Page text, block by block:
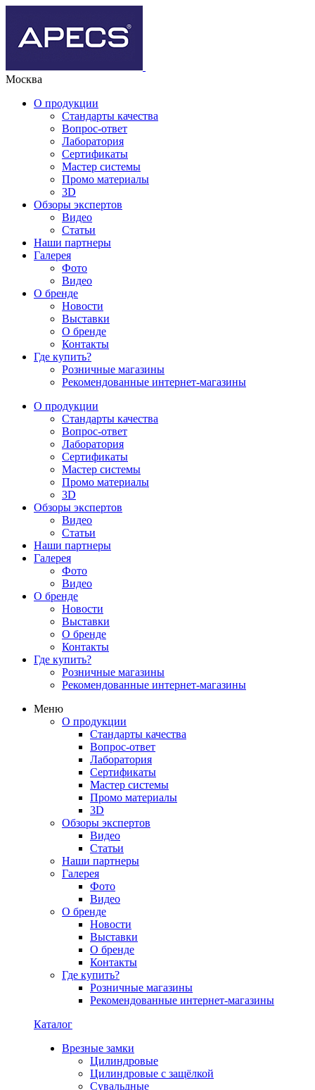
Москва
О продукции
Стандарты качества
Вопрос-ответ
Лаборатория
Сертификаты
Мастер системы
Промо материалы
3D
Обзоры экспертов
Видео
Статьи
Наши партнеры
Галерея
Фото
Видео
О бренде
Новости
Выставки
О бренде
Контакты
Где купить?
Розничные магазины
Рекомендованные интернет-магазины
О продукции
Стандарты качества
Вопрос-ответ
Лаборатория
Сертификаты
Мастер системы
Промо материалы
3D
Обзоры экспертов
Видео
Статьи
Наши партнеры
Галерея
Фото
Видео
О бренде
Новости
Выставки
О бренде
Контакты
Где купить?
Розничные магазины
Рекомендованные интернет-магазины
Меню
О продукции
Стандарты качества
Вопрос-ответ
Лаборатория
Сертификаты
Мастер системы
Промо материалы
3D
Обзоры экспертов
Видео
Статьи
Наши партнеры
Галерея
Фото
Видео
О бренде
Новости
Выставки
О бренде
Контакты
Где купить?
Розничные магазины
Рекомендованные интернет-магазины
Каталог
Врезные замки
Цилиндровые
Цилиндровые с защёлкой
Сувальдные